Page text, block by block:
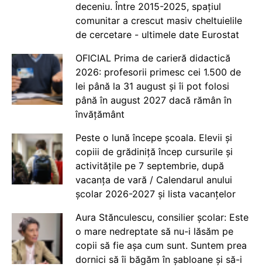
deceniu. Între 2015-2025, spațiul
comunitar a crescut masiv cheltuielile
de cercetare - ultimele date Eurostat
OFICIAL Prima de carieră didactică
2026: profesorii primesc cei 1.500 de
lei până la 31 august și îi pot folosi
până în august 2027 dacă rămân în
învățământ
Peste o lună începe școala. Elevii și
copiii de grădiniță încep cursurile și
activitățile pe 7 septembrie, după
vacanța de vară / Calendarul anului
școlar 2026-2027 și lista vacanțelor
Aura Stănculescu, consilier școlar: Este
o mare nedreptate să nu-i lăsăm pe
copii să fie așa cum sunt. Suntem prea
dornici să îi băgăm în șabloane și să-i